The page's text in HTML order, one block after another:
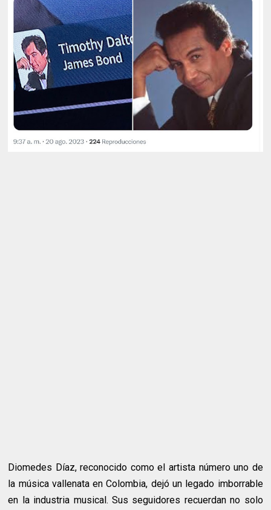
Diomedes Díaz, reconocido como el artista número uno de
la música vallenata en Colombia, dejó un legado imborrable
en la industria musical. Sus seguidores recuerdan no solo